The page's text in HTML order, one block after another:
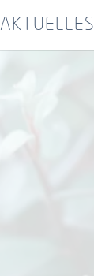
AKTUELLES